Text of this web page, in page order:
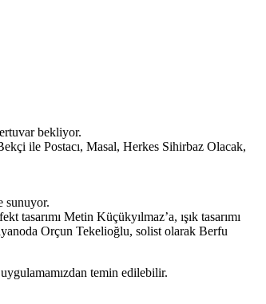
bekliyor.
ile Postacı, Masal, Herkes Sihirbaz Olacak,
sunuyor.
tasarımı Metin Küçükyılmaz’a, ışık tasarımı
Orçun Tekelioğlu, solist olarak Berfu
temin edilebilir.